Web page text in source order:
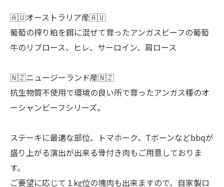
🇦🇺オーストラリア産🇦🇺
葡萄の搾り粕を餌に混ぜて育ったアンガスビーフの葡萄
牛のリブロース、ヒレ、サーロイン、肩ロース
🇳🇿ニュージーランド産🇳🇿
抗生物質不使用で環境の良い所で育ったアンガス種のオ
ーシャンビーフシリーズ。
ステーキに最適な部位、トマホーク、Tボーンなどbbqが
盛り上がる演出が出来る骨付き肉もご用意しておりま
す。
ご要望に応じて１㎏位の塊肉も出来ますので、自家製ロ